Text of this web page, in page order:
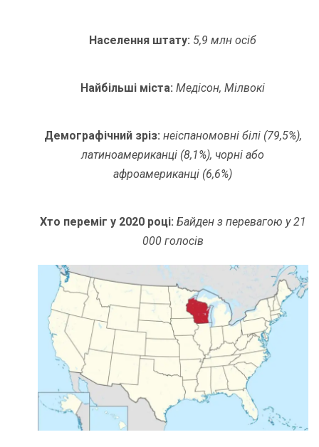
Населення штату: 5,9 млн осіб
Найбільші міста: Медісон, Мілвокі
Демографічний зріз: неіспаномовні білі (79,5%),
латиноамериканці (8,1%), чорні або
афроамериканці (6,6%)
Хто переміг у 2020 році: Байден з перевагою у 21
000 голосів